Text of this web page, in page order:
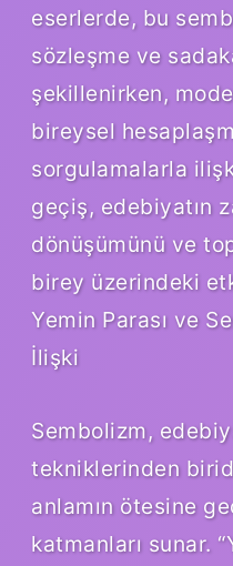
eserlerde, bu
sözleşme ve
şekillenirken,
bireysel
sorgulamalarla
geçiş, edebiyatın
dönüşümünü ve
birey üzerindeki
Yemin Parası ve
İlişki
Sembolizm,
tekniklerinden
anlamın ötesine
katmanları sunar.